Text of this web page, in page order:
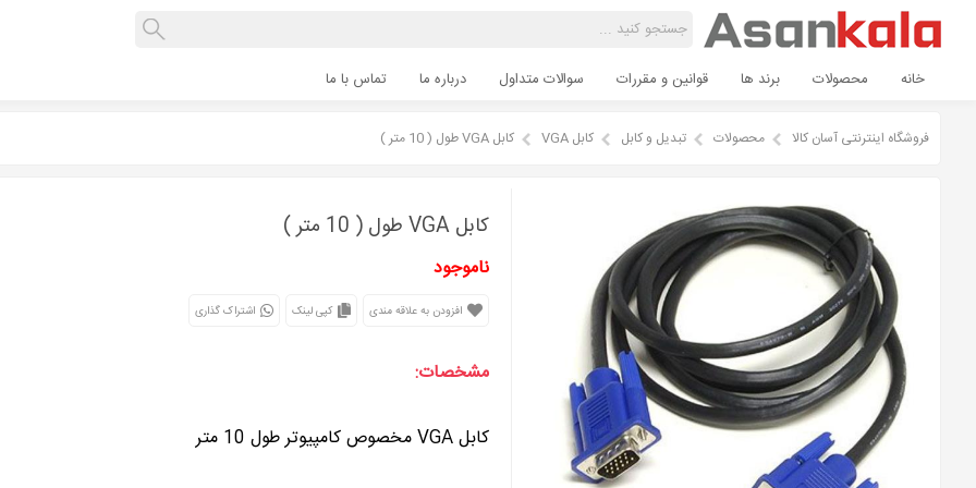
خانه محصولات برند ها قوانین و مقررات سوالات متداول درباره ما تماس با ما
فروشگاه اینترنتی آسان کالا محصولات تبدیل و کابل کابل VGA کابل VGA طول ( 10 متر )
کابل VGA طول ( 10 متر )
ناموجود
افزودن به علاقه مندی کپی لینک اشتراک گذاری
مشخصات:
کابل VGA مخصوص کامپیوتر طول 10 متر